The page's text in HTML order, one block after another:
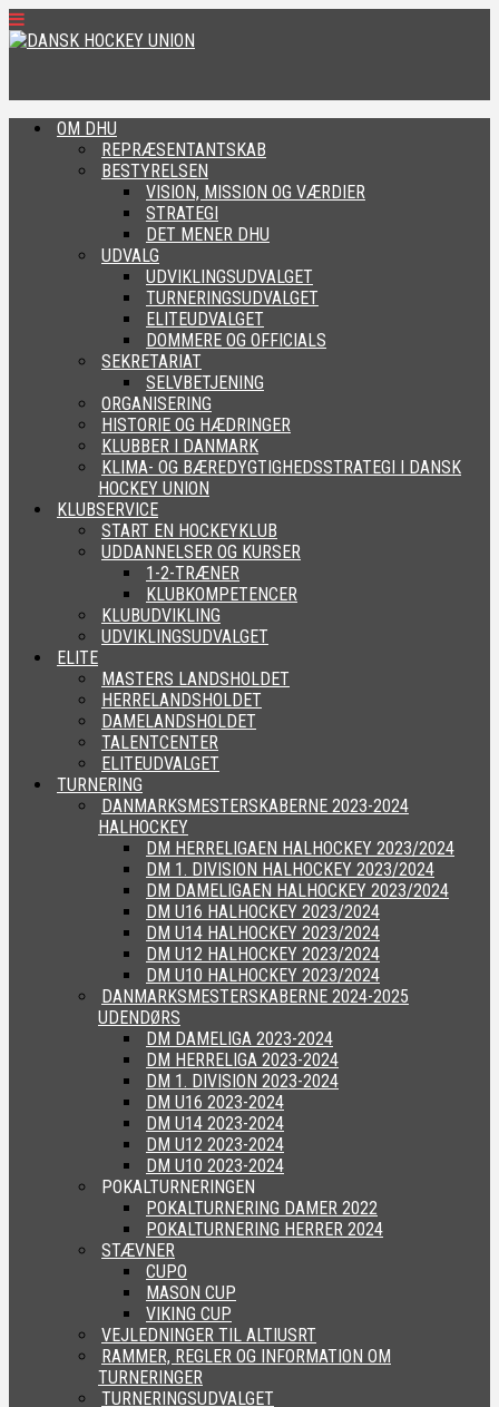
OM DHU
REPRÆSENTANTSKAB
BESTYRELSEN
VISION, MISSION OG VÆRDIER
STRATEGI
DET MENER DHU
UDVALG
UDVIKLINGSUDVALGET
TURNERINGSUDVALGET
ELITEUDVALGET
DOMMERE OG OFFICIALS
SEKRETARIAT
SELVBETJENING
ORGANISERING
HISTORIE OG HÆDRINGER
KLUBBER I DANMARK
KLIMA- OG BÆREDYGTIGHEDSSTRATEGI I DANSK
HOCKEY UNION
KLUBSERVICE
START EN HOCKEYKLUB
UDDANNELSER OG KURSER
1-2-TRÆNER
KLUBKOMPETENCER
KLUBUDVIKLING
UDVIKLINGSUDVALGET
ELITE
MASTERS LANDSHOLDET
HERRELANDSHOLDET
DAMELANDSHOLDET
TALENTCENTER
ELITEUDVALGET
TURNERING
DANMARKSMESTERSKABERNE 2023-2024
HALHOCKEY
DM HERRELIGAEN HALHOCKEY 2023/2024
DM 1. DIVISION HALHOCKEY 2023/2024
DM DAMELIGAEN HALHOCKEY 2023/2024
DM U16 HALHOCKEY 2023/2024
DM U14 HALHOCKEY 2023/2024
DM U12 HALHOCKEY 2023/2024
DM U10 HALHOCKEY 2023/2024
DANMARKSMESTERSKABERNE 2024-2025
UDENDØRS
DM DAMELIGA 2023-2024
DM HERRELIGA 2023-2024
DM 1. DIVISION 2023-2024
DM U16 2023-2024
DM U14 2023-2024
DM U12 2023-2024
DM U10 2023-2024
POKALTURNERINGEN
POKALTURNERING DAMER 2022
POKALTURNERING HERRER 2024
STÆVNER
CUPO
MASON CUP
VIKING CUP
VEJLEDNINGER TIL ALTIUSRT
RAMMER, REGLER OG INFORMATION OM
TURNERINGER
TURNERINGSUDVALGET